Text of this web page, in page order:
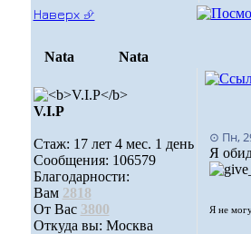
Наверх ⮵
Nata Nata
V.I.Р
Стаж: 17 лет 4 мес. 1 день
Сообщения: 106579
Благодарности:
Вам 2818
От Вас 3800
Откуда вы: Москва
⊙ Пн,
Я
Я не